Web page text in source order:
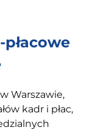
Warszawie,
kadr i płac,